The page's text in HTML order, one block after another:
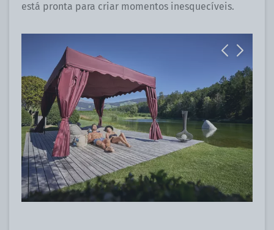
está pronta para criar momentos inesquecíveis.
Previous
Next